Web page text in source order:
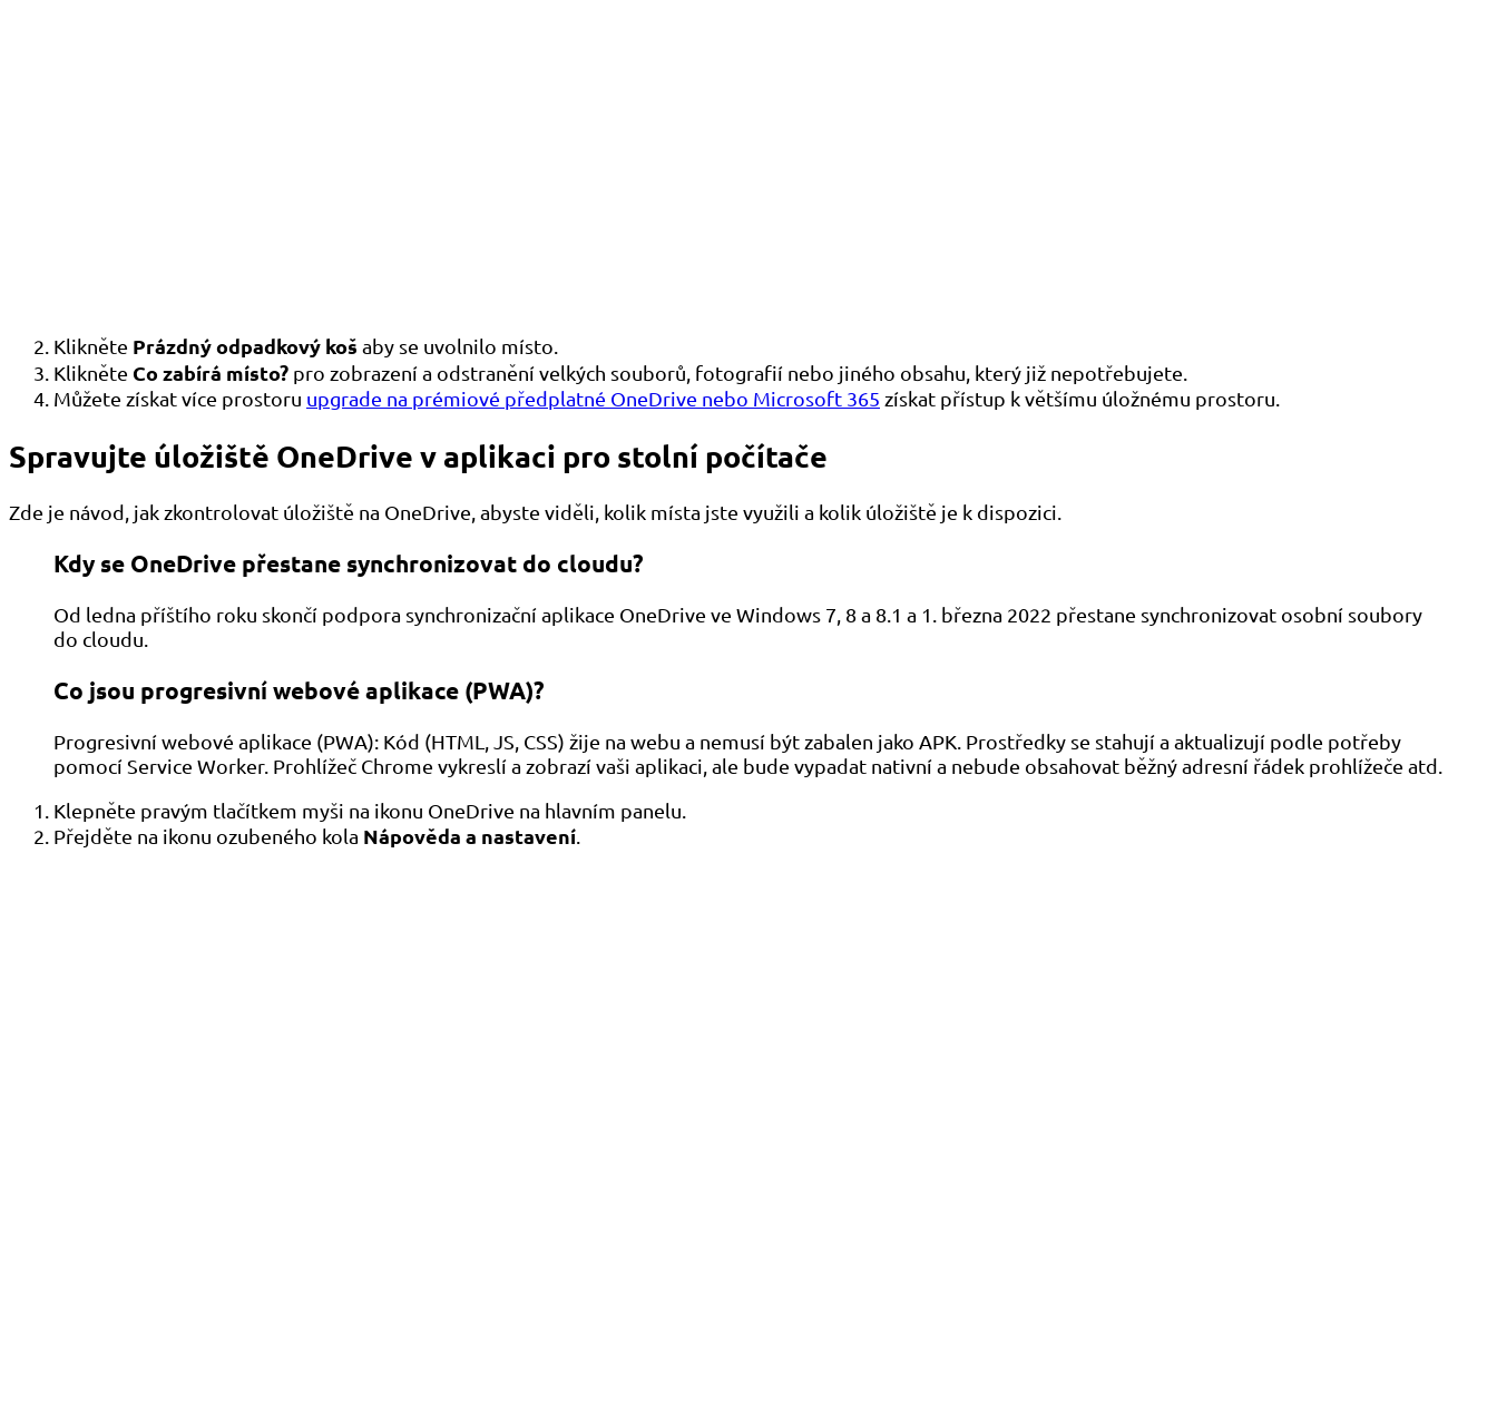
Klikněte Prázdný odpadkový koš aby se uvolnilo místo.
Klikněte Co zabírá místo? pro zobrazení a odstranění velkých souborů, fotografií nebo jiného obsahu, který již nepotřebujete.
Můžete získat více prostoru upgrade na prémiové předplatné OneDrive nebo Microsoft 365 získat přístup k většímu úložnému prostoru.
Spravujte úložiště OneDrive v aplikaci pro stolní počítače
Zde je návod, jak zkontrolovat úložiště na OneDrive, abyste viděli, kolik místa jste využili a kolik úložiště je k dispozici.
Kdy se OneDrive přestane synchronizovat do cloudu?
Od ledna příštího roku skončí podpora synchronizační aplikace OneDrive ve Windows 7, 8 a 8.1 a 1. března 2022 přestane synchronizovat osobní soubory
do cloudu.
Co jsou progresivní webové aplikace (PWA)?
Progresivní webové aplikace (PWA): Kód (HTML, JS, CSS) žije na webu a nemusí být zabalen jako APK. Prostředky se stahují a aktualizují podle potřeby
pomocí Service Worker. Prohlížeč Chrome vykreslí a zobrazí vaši aplikaci, ale bude vypadat nativní a nebude obsahovat běžný adresní řádek prohlížeče atd.
Klepněte pravým tlačítkem myši na ikonu OneDrive na hlavním panelu.
Přejděte na ikonu ozubeného kola Nápověda a nastavení.